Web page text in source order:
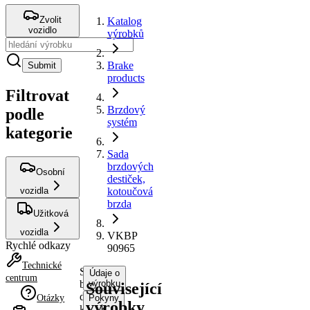
Zvolit
vozidlo
Submit
Filtrovat
podle
kategorie
Osobní
vozidla
Užitková
vozidla
Rychlé odkazy
Technické
centrum
Otázky
Katalog
výrobků
Brake
products
Brzdový
systém
Sada
brzdových
destiček,
kotoučová
brzda
VKBP
90965
Sada
brzdových
destiček,
Údaje o
výrobku
Pokyny
Související